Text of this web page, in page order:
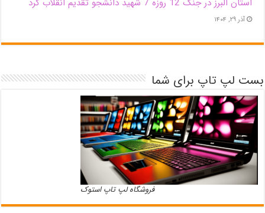
آذر ۲۹, ۱۴۰۴
بست لپ تاپ برای شما
فروشگاه لپ تاپ استوک